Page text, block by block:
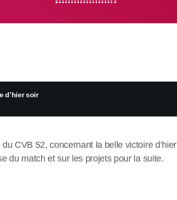
d’hier soir
CVB 52, concernant la belle victoire d’hier
du match et sur les projets pour la suite.